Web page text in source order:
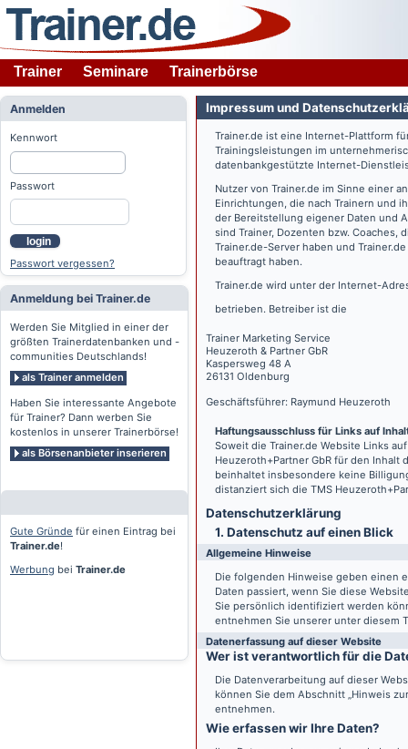
Trainer Seminare Trainerbörse
Anmelden
Kennwort
Passwort
login
Passwort vergessen?
Anmeldung bei Trainer.de
Werden Sie Mitglied in einer der
größten Trainerdatenbanken und -
communities Deutschlands!
als Trainer anmelden
Haben Sie interessante Angebote
für Trainer? Dann werben Sie
kostenlos in unserer Trainerbörse!
als Börsenanbieter inserieren
Gute Gründe für einen Eintrag bei
Trainer.de!
Werbung bei Trainer.de
Impressum und
Trainer.de ist eine Internet-Plattform
Trainingsleistungen im
datenbankgestützte Internet-
Nutzer von Trainer.de im Sinne einer
Einrichtungen, die nach Trainern und
der Bereitstellung eigener Daten und
sind Trainer, Dozenten bzw.
Trainer.de-Server haben und Trainer.de
beauftragt haben.
Trainer.de wird unter der Internet-
betrieben. Betreiber ist die
Trainer Marketing Service
Heuzeroth & Partner GbR
Kaspersweg 48 A
26131 Oldenburg
Geschäftsführer: Raymund Heuzeroth
Haftungsausschluss für Links auf
Soweit die Trainer.de Website Links
Heuzeroth+Partner GbR für den Inhalt
beinhaltet insbesondere keine
distanziert sich die TMS
Datenschutz­erklärung
1. Datenschutz auf einen Blick
Allgemeine Hinweise
Die folgenden Hinweise geben einen
Daten passiert, wenn Sie diese
Sie persönlich identifiziert werden
entnehmen Sie unserer unter diesem
Datenerfassung auf dieser Website
Wer ist verantwortlich für die
Die Datenverarbeitung auf dieser
können Sie dem Abschnitt „Hinweis
entnehmen.
Wie erfassen wir Ihre Daten?